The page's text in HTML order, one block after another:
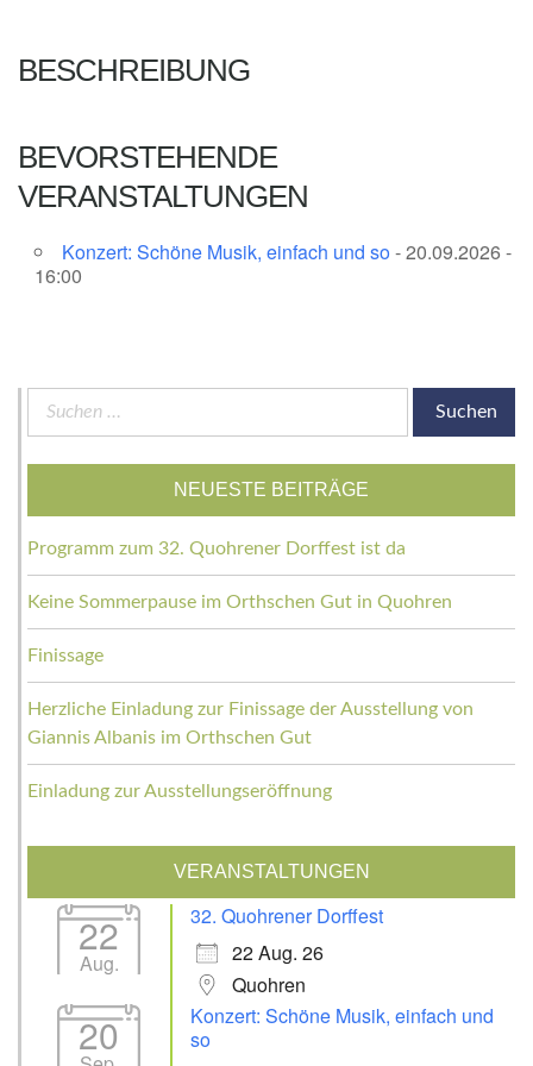
BESCHREIBUNG
BEVORSTEHENDE
VERANSTALTUNGEN
Konzert: Schöne Musik, einfach und so- 20.09.2026 -
16:00
Suchen
NEUESTE BEITRÄGE
Programm zum 32. Quohrener Dorffest ist da
Keine Sommerpause im Orthschen Gut in Quohren
Finissage
Herzliche Einladung zur Finissage der Ausstellung von
Giannis Albanis im Orthschen Gut
Einladung zur Ausstellungseröffnung
VERANSTALTUNGEN
22
Aug.
32. Quohrener Dorffest
22 Aug. 26
Quohren
20
Konzert: Schöne Musik, einfach und
so